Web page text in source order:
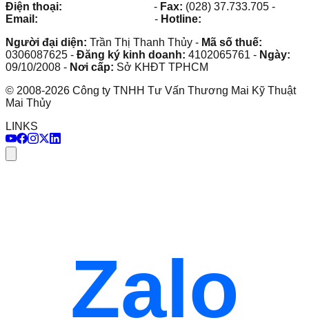
Điện thoại:
- Fax: (028) 37.733.705 -
Email:
- Hotline:
Người đại diện: Trần Thị Thanh Thủy - Mã số thuế:
0306087625 - Đăng ký kinh doanh: 4102065761 - Ngày:
09/10/2008 - Nơi cấp: Sở KHĐT TPHCM
© 2008-2026 Công ty TNHH Tư Vấn Thương Mai Kỹ Thuật
Mai Thủy
LINKS
Zalo